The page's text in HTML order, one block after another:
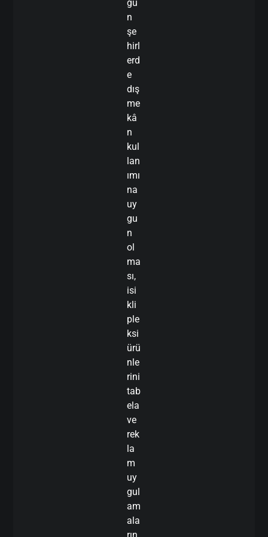
ğu
n
şe
hirl
erd
e
dış
me
kâ
n
kul
lan
ımı
na
uy
gu
n
ol
ma
sı,
isi
kli
ple
ksi
ürü
nle
rini
tab
ela
ve
rek
la
m
uy
gul
am
ala
rın